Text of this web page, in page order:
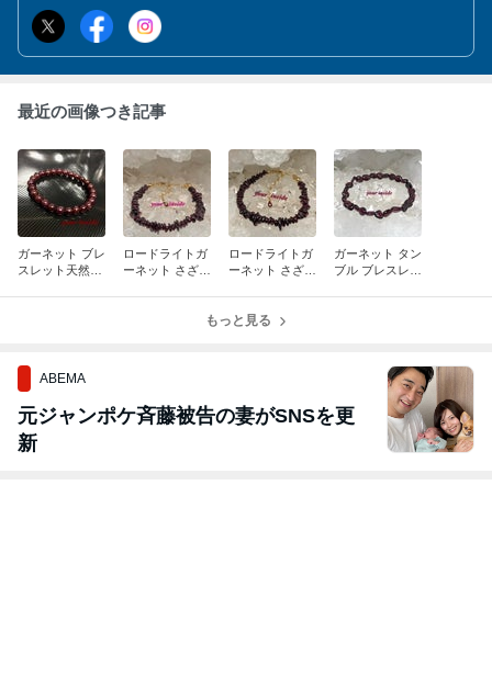
います。 ブレスレットはサイズ変更も可能です。 ご不明な点はホ
ームページよりお問い合わせくださいませ。
最近の画像つき記事
ガーネット ブレ
スレット天然石
ロードライトガ
ーネット さざれ
ロードライトガ
ーネット さざれ
ットパワースト
ガーネット タン
ブル ブレスレッ
もっと見る
ABEMA
元ジャンポケ斉藤被告の妻がSNSを更
新